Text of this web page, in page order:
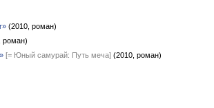
(2010, роман)
роман)
[= Юный самурай: Путь меча] (2010, роман)